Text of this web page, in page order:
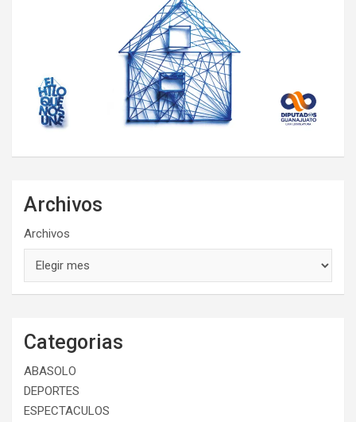
Archivos
Archivos
Categorias
ABASOLO
DEPORTES
ESPECTACULOS